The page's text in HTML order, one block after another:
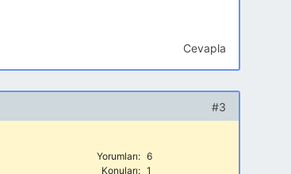
Cevapla
#3
Yorumları: 6
Konuları: 1